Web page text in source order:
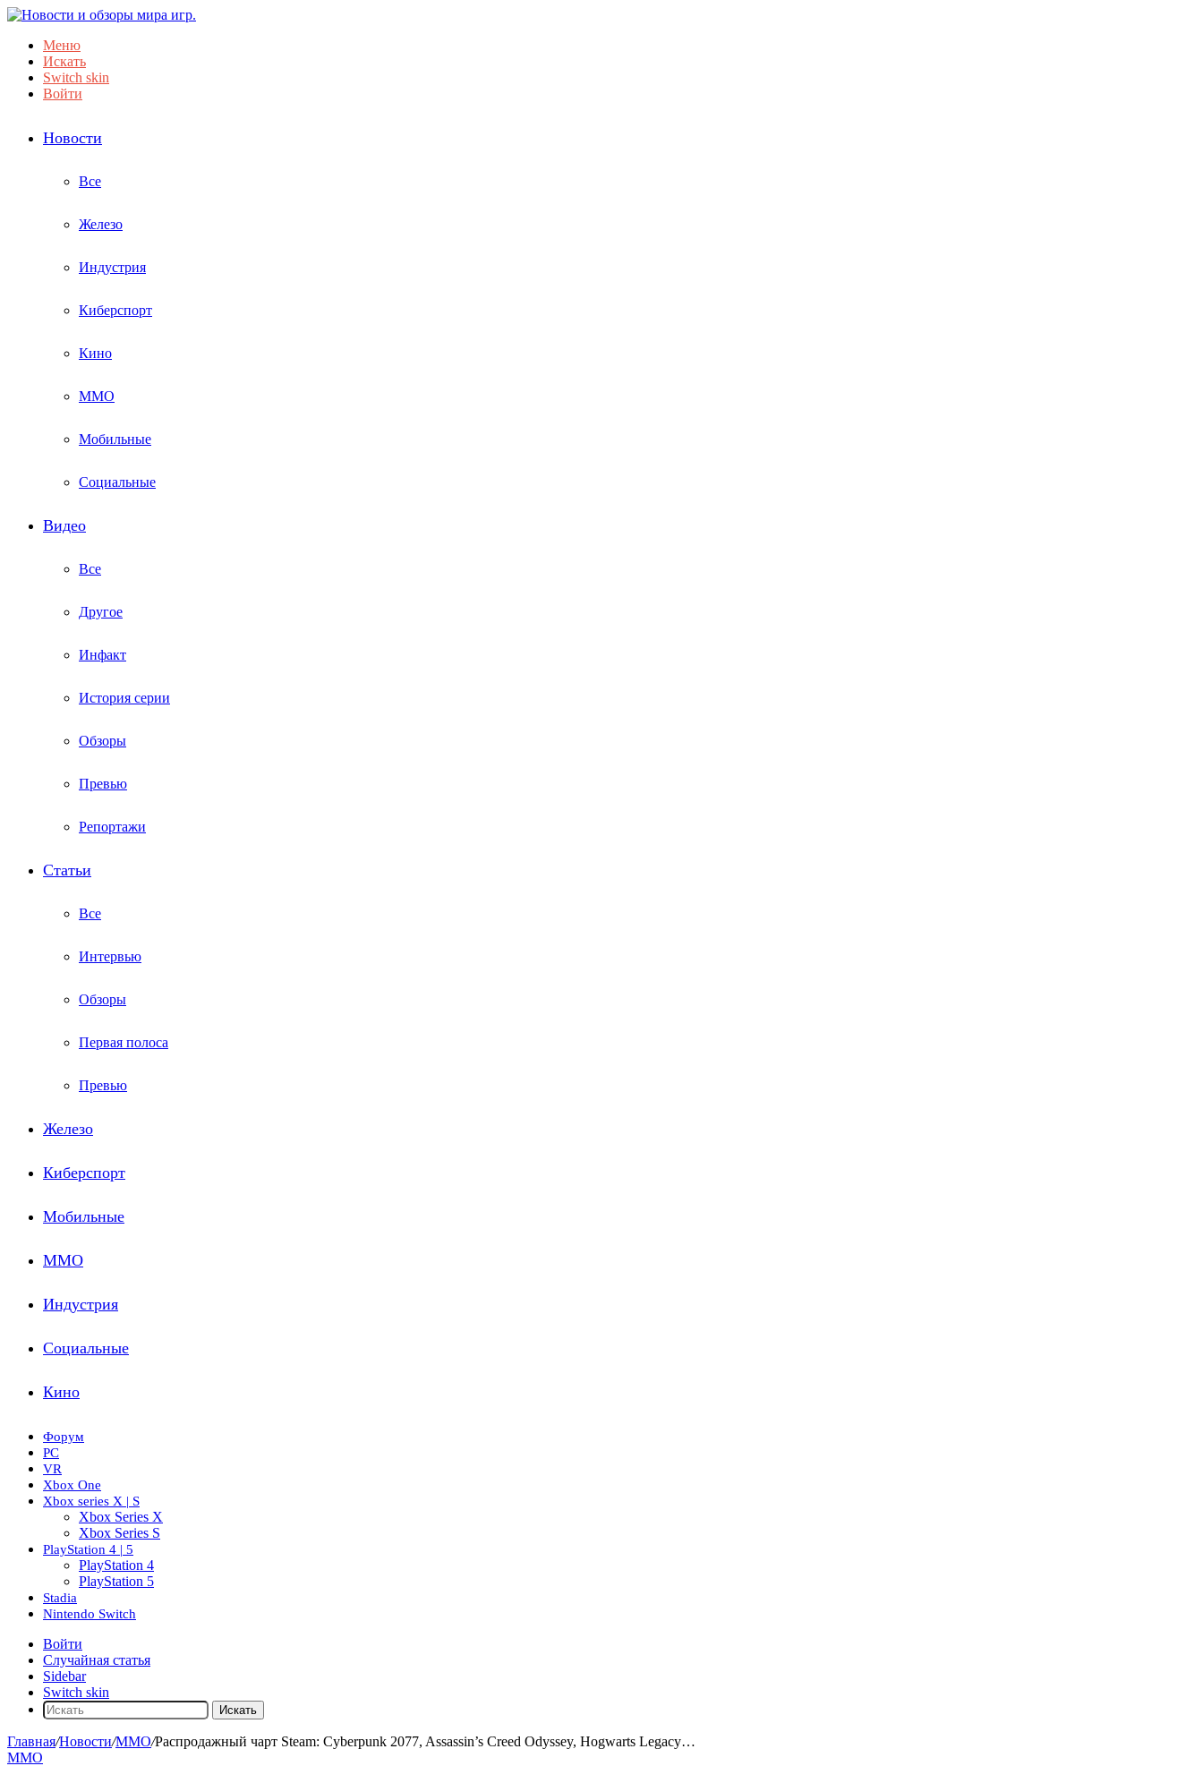
Меню
Искать
Switch skin
Войти
Новости
Все
Железо
Индустрия
Киберспорт
Кино
ММО
Мобильные
Социальные
Видео
Все
Другое
Инфакт
История серии
Обзоры
Превью
Репортажи
Статьи
Все
Интервью
Обзоры
Первая полоса
Превью
Железо
Киберспорт
Мобильные
ММО
Индустрия
Социальные
Кино
Форум
PC
VR
Xbox One
Xbox series X | S
Xbox Series X
Xbox Series S
PlayStation 4 | 5
PlayStation 4
PlayStation 5
Stadia
Nintendo Switch
Войти
Случайная статья
Sidebar
Switch skin
Искать
Главная/Новости/ММО/Распродажный чарт Steam: Cyberpunk 2077, Assassin’s Creed Odyssey, Hogwarts Legacy…
ММО